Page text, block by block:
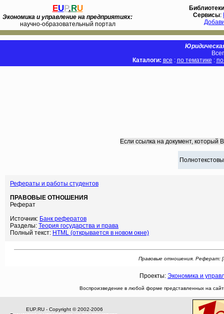
EUP.RU
Экономика и управление на предприятиях:
научно-образовательный портал
Библиотеки
Сервисы:
Каталоги: все : по тематике :
Если ссылка на документ, который
Рефераты и работы студентов
ПРАВОВЫЕ ОТНОШЕНИЯ
Реферат
Источник: Банк рефератов
Разделы: Теория государства и права
Полный текст: HTML (открывается в новом окне)
Правовые отношения. Реферат:
Проекты: Экономика и
Воспроизведение в любой форме представленных на
EUP.RU - Copyright © 2002-2006